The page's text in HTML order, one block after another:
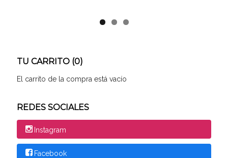
TU CARRITO (0)
El carrito de la compra está vacío
REDES SOCIALES
Instagram
Facebook